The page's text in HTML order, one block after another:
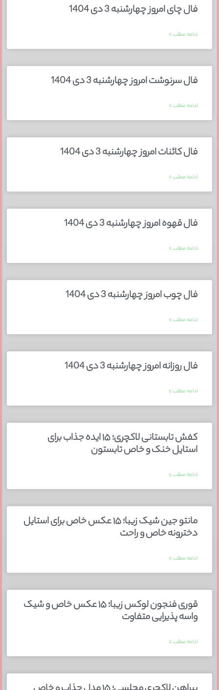
فال چای امروز چهارشنبه 3 دی 1404
ادامه مطلب »
فال سرنوشت امروز چهارشنبه 3 دی 1404
ادامه مطلب »
فال کائنات امروز چهارشنبه 3 دی 1404
ادامه مطلب »
فال قهوه امروز چهارشنبه 3 دی 1404
ادامه مطلب »
فال چوب امروز چهارشنبه 3 دی 1404
ادامه مطلب »
فال روزانه امروز چهارشنبه 3 دی 1404
ادامه مطلب »
کفش تابستانی لاکچری؛ ۱۵ ایده‌ جذاب برای
استایل خنک و خاص تابستون
ادامه مطلب »
مانتو جین شیک زیبا؛ ۱۵ عکس خاص برای استایل
دخترونه خاص و راحت
ادامه مطلب »
قوری فنجون لوکس زیبا؛ ۱۵ عکس خاص و شیک
واسه پذیرایی متفاوت
ادامه مطلب »